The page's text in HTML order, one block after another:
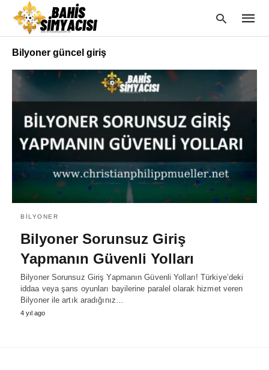
your
hit
enter:
Bilyoner güncel giriş
BILYONER
Bilyoner Sorunsuz Giriş
Yapmanın Güvenli Yolları
Bilyoner Sorunsuz Giriş Yapmanın Güvenli Yolları! Türkiye’deki
iddaa veya şans oyunları bayilerine paralel olarak hizmet veren
Bilyoner ile artık aradığınız…
4 yıl ago